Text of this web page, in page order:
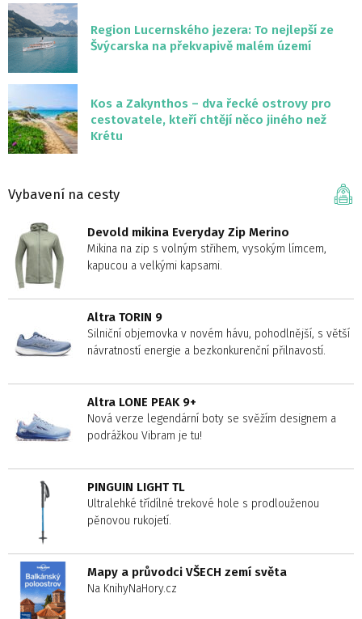
Region Lucernského jezera: To nejlepší ze
Švýcarska na překvapivě malém území
Kos a Zakynthos – dva řecké ostrovy pro
cestovatele, kteří chtějí něco jiného než
Krétu
Vybavení na cesty
Devold mikina Everyday Zip Merino
Mikina na zip s volným střihem, vysokým límcem,
kapucou a velkými kapsami.
Altra TORIN 9
Silniční objemovka v novém hávu, pohodlnější, s větší
návratností energie a bezkonkurenční přilnavostí.
Altra LONE PEAK 9+
Nová verze legendární boty se svěžím designem a
podrážkou Vibram je tu!
PINGUIN LIGHT TL
Ultralehké třídílné trekové hole s prodlouženou
pěnovou rukojetí.
Mapy a průvodci VŠECH zemí světa
Na KnihyNaHory.cz